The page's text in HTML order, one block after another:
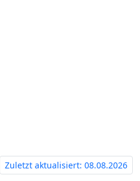
Zuletzt aktualisiert: 08.08.2026